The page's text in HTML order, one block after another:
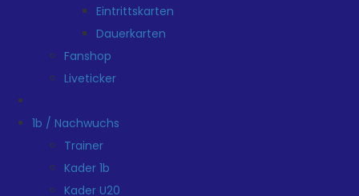
Eintrittskarten
Dauerkarten
Fanshop
Liveticker
1b / Nachwuchs
Trainer
Kader 1b
Kader U20